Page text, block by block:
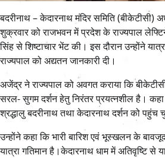
बदरीनाथ – केदारनाथ मंदिर समिति
शुक्रवार को राजभवन में प्रदेश‌ के राज्यपाल
सिंह से शिष्टाचार भेंट की। इस दौरान उन्होंने
राज्यपाल को अद्यतन जानकारी दी।
अजेंद्र ने राज्यपाल को अवगत कराया कि
सरल- सुगम दर्शन हेतु निरंतर प्रयत्नशील है।
श्रद्धालु बदरीनाथ तथा केदारनाथ दर्शन को पहुंच
उन्होंने कहा कि भारी बारिश एवं भूस्खलन के
यात्रा गतिमान है।केदारनाथ धाम में अतिवृष्टि से